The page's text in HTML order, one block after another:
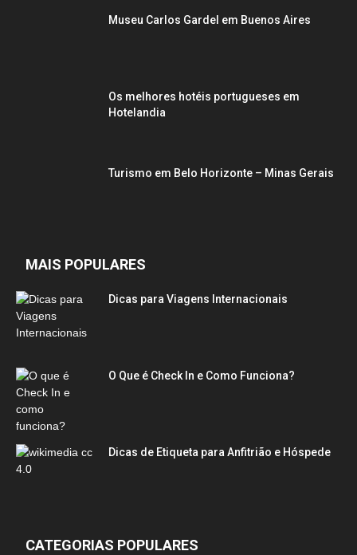
Museu Carlos Gardel em Buenos Aires
Os melhores hotéis portugueses em
Hotelandia
Turismo em Belo Horizonte – Minas Gerais
MAIS POPULARES
Dicas para Viagens Internacionais
O Que é Check In e Como Funciona?
Dicas de Etiqueta para Anfitrião e Hóspede
CATEGORIAS POPULARES